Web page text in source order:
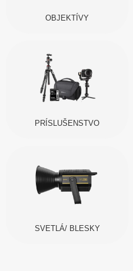
OBJEKTÍVY
PRÍSLUŠENSTVO
SVETLÁ/ BLESKY